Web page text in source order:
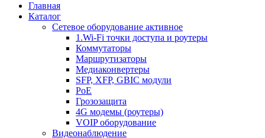
Главная
Каталог
Сетевое оборудование активное
1.Wi-Fi точки доступа и роутеры
Коммутаторы
Маршрутизаторы
Медиаконвертеры
SFP, XFP, GBIC модули
PoE
Грозозащита
4G модемы (роутеры)
VOIP оборудование
Видеонаблюдение